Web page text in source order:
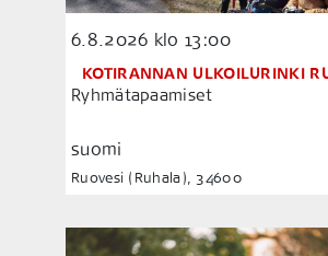
6.8.2026 klo 13:00
KOTIRANNAN ULKOILURINKI
Ryhmätapaamiset
suomi
Ruovesi (Ruhala), 34600